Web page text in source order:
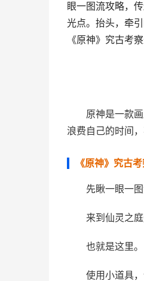
眼一图流攻略，
光点。抬头，牵
《原神》究古考
原神是一款
浪费自己的时间
《原神》究古
先瞅一眼一
来到仙灵之庭
也就是这里。
使用小道具，